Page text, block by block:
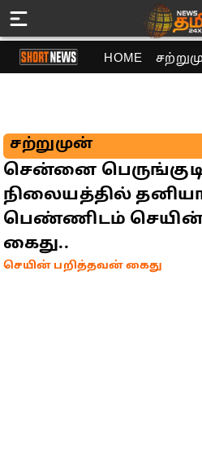
HOME
சற்றுமுன்
சென்னை
நிலையத்தில்
பெண்ணிடம்
கைது..
செயின் பறித்தவன் கைது